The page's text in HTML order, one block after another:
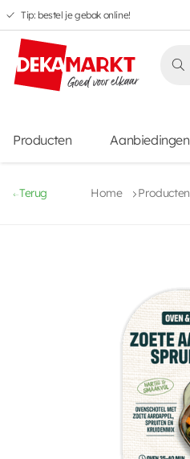
Overslaan
naar
hoofdnavigatie
Overslaan
naar
hoofdinhoud
Overslaan
naar
voettekstinhoud
Overslaan
naar
aanbiedingen
Tip: bestel je gebak online!
Producten Aanbiedingen
Terug Home Producten